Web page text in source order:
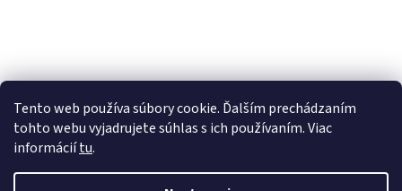
Tento web používa súbory cookie. Ďalším prechádzaním
tohto webu vyjadrujete súhlas s ich používaním. Viac
informáciítu.